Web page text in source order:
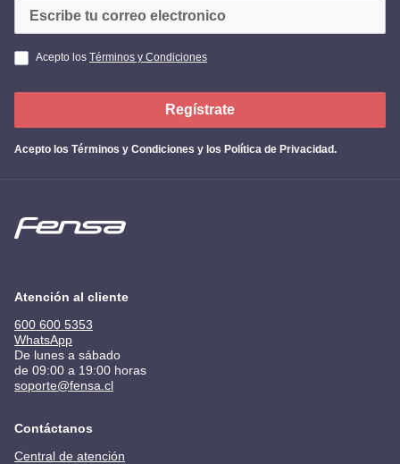
Acepto los Términos y Condiciones
Acepto los Términos y Condiciones y los Política de Privacidad.
Regístrate
Atención al cliente
600 600 5353
WhatsApp
De lunes a sábado
de 09:00 a 19:00 horas
soporte@fensa.cl
Contáctanos
Central de atención